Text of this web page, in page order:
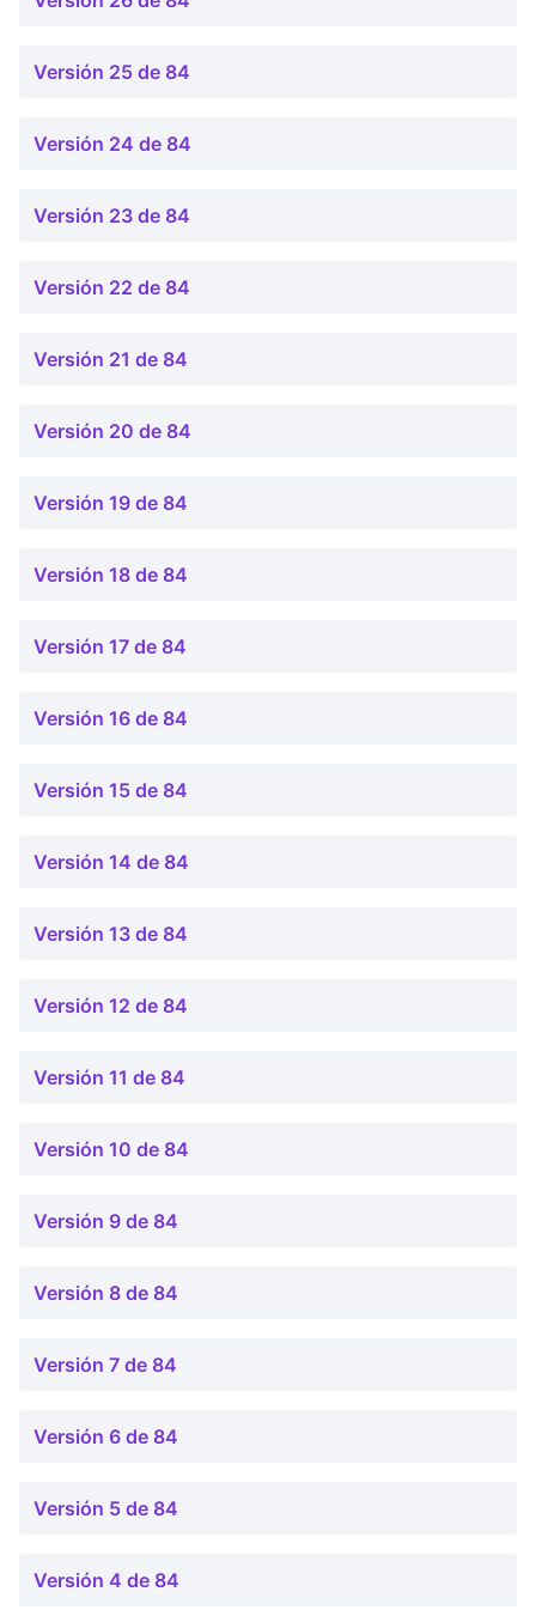
Versión 25 de 84
Versión 24 de 84
Versión 23 de 84
Versión 22 de 84
Versión 21 de 84
Versión 20 de 84
Versión 19 de 84
Versión 18 de 84
Versión 17 de 84
Versión 16 de 84
Versión 15 de 84
Versión 14 de 84
Versión 13 de 84
Versión 12 de 84
Versión 11 de 84
Versión 10 de 84
Versión 9 de 84
Versión 8 de 84
Versión 7 de 84
Versión 6 de 84
Versión 5 de 84
Versión 4 de 84